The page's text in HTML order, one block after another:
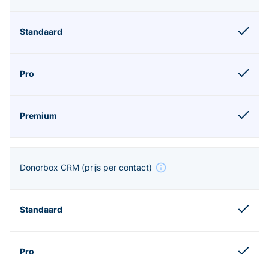
Donorbox CRM (prijs per contact)